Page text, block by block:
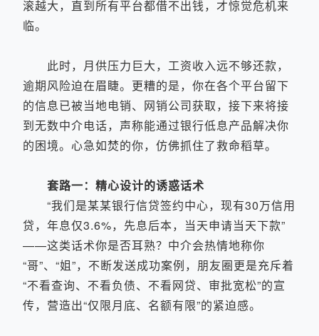
滚越大，直到所有平台都借不出钱，才惊觉危机来
临。
此时，月供压力巨大，工资收入远不够还款，
逾期风险迫在眉睫。更糟的是，你在各个平台留下
的信息已被当地电销、网销公司获取，接下来将接
到无数中介电话，声称能通过银行低息产品解决你
的困境。心急如焚的你，仿佛抓住了救命稻草。
套路一：精心设计的诱惑话术
“我们是某某银行信贷签约中心，现有30万信用
贷，年息仅3.6%，先息后本，当天申请当天下款”
——这类话术你是否耳熟？中介会热情地称你
“哥”、“姐”，不断发送成功案例，朋友圈更是充斥着
“不看查询、不看负债、不看网贷、审批宽松”的宣
传，营造出“仅限月底、名额有限”的紧迫感。